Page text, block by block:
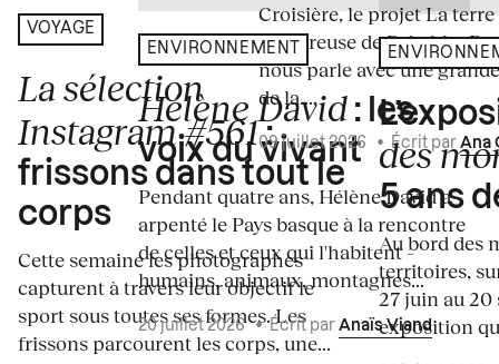
VOYAGE
La sélection
Instagram #561:
frissons dans tout le
corps
Cette semaine les photographes
capturent à travers leur objectif le
sport sous toutes ses formes. Les
frissons parcourent les corps, une...
ENVIRONNEMENT
Hélène David : les
voix du vivant
Pendant quatre ans, Hélène David a
arpenté le Pays basque à la rencontre
de celles et ceux qui l'habitent –
humains, animaux, montagnes...
20 juillet 2026•Écrit par Anaïs Viand
Croisière, le projet La terre
amoureuse de Rebekka
nous parle avec une
de la...
09 juillet 2026 • Écrit par Ana
des
5 ans
Au bord des
territoires,
27 juin au 20
exposition